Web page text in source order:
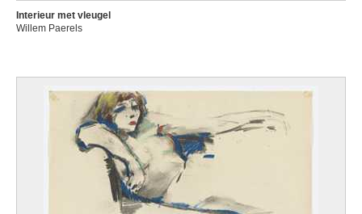
Interieur met vleugel
Willem Paerels